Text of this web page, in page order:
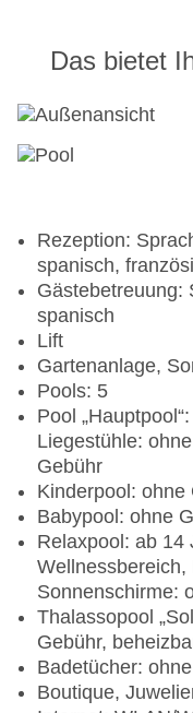
Das bietet
Rezeption:
spanisch,
Gästebetreuung:
spanisch
Lift
Gartenanlage,
Pools: 5
Pool
Liegestühle:
Gebühr
Kinderpool: ohne
Babypool: ohne
Relaxpool: ab 14
Wellnessbereich,
Sonnenschirme:
Thalassopool
Gebühr,
Badetücher:
Boutique,